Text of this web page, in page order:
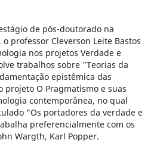
de pós-doutorado na
professor Cleverson Leite Bastos
nos projetos Verdade e
trabalhos sobre "Teorias da
epistêmica das
projeto O Pragmatismo e suas
contemporânea, no qual
"Os portadores da verdade e
preferencialmente com os
Wargth, Karl Popper.